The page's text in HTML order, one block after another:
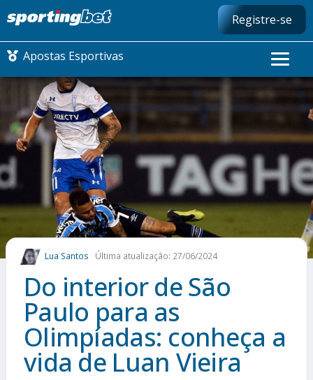
Registre-se
Apostas Esportivas
CONMEBOL LIBERTADORES
FUTEBOL NACIONAL
FUTEBOL INTERNACIONAL
COMO APOSTAR
MAIS ESPORTES
Lua Santos Última atualização: 27/06/2024
Do interior de São
Paulo para as
Olimpíadas: conheça a
vida de Luan Vieira